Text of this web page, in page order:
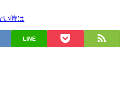
い時は
LINE